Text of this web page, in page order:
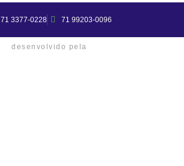
71 3377-0228 71 99203-0096
desenvolvido pela